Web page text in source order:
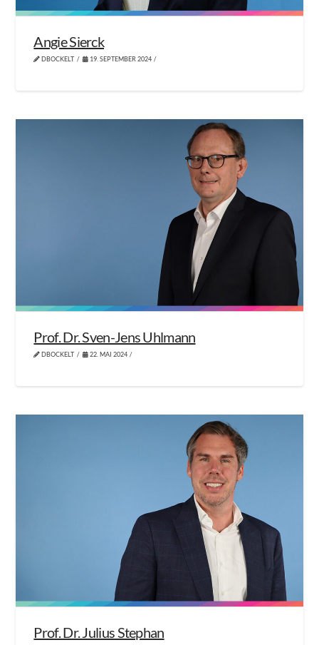
Angie Sierck
DBOCKELT 19. SEPTEMBER 2024
Prof. Dr. Sven-Jens Uhlmann
DBOCKELT 22. MAI 2024
Prof. Dr. Julius Stephan